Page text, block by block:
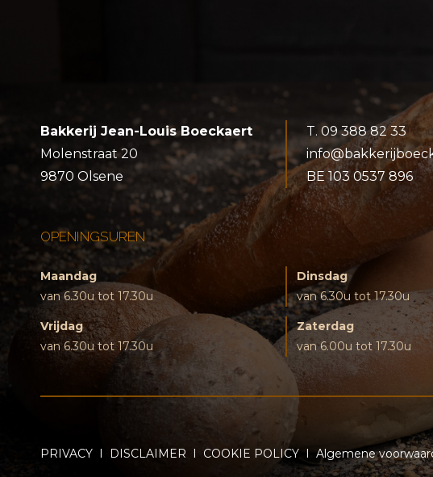
Bakkerij Jean-Louis Boeckaert
Molenstraat 20
9870 Olsene
T. 09 388 82 33
BE 103 0537 896
OPENINGSUREN
Maandag
van 6.30u tot 17.30u
Dinsdag
van 6.30u tot 17.30u
Vrijdag
van 6.30u tot 17.30u
Zaterdag
van 6.00u tot 17.30u
PRIVACY I DISCLAIMER I COOKIE POLICY I Algemene